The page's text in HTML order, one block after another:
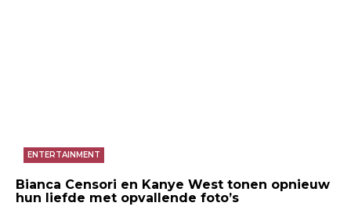
ENTERTAINMENT
Bianca Censori en Kanye West tonen opnieuw
hun liefde met opvallende foto’s